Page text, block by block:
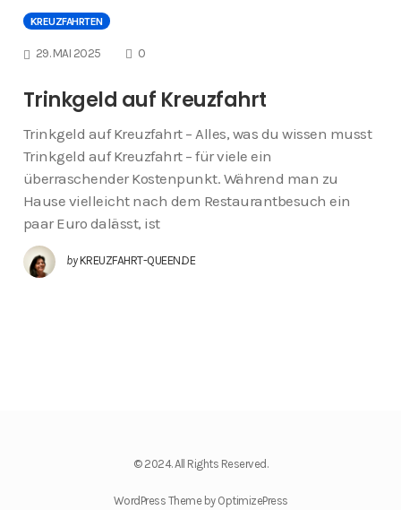
KREUZFAHRTEN
29. MAI 2025 0COMMENTS
Trinkgeld auf Kreuzfahrt
Trinkgeld auf Kreuzfahrt – Alles, was du wissen musst
Trinkgeld auf Kreuzfahrt – für viele ein
überraschender Kostenpunkt. Während man zu
Hause vielleicht nach dem Restaurantbesuch ein
paar Euro dalässt, ist
by KREUZFAHRT-QUEEN.DE
© 2024. All Rights Reserved.
WordPress Theme by OptimizePress